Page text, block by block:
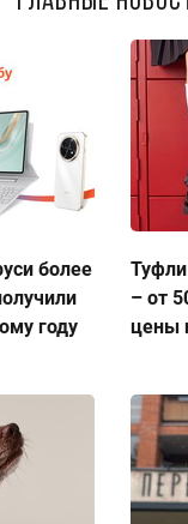
более
году
– от
цены